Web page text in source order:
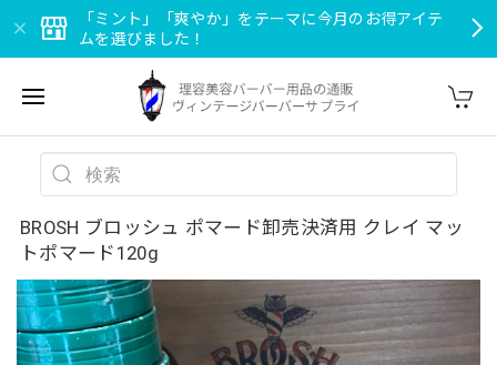
「ミント」「爽やか」をテーマに今月のお得アイテ
ムを選びました！
BROSH ブロッシュ ポマード卸売決済用 クレイ マッ
トポマード120g